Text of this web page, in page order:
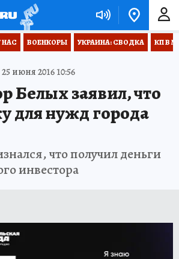
НАС ВОЕНКОРЫ УКРАИНА: СВОДКА КП В
25 июня 2016 10:56
Белых заявил, что
для нужд города
что получил деньги
инвестора